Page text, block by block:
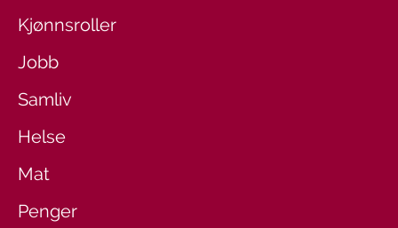
Kjønnsroller
Jobb
Samliv
Helse
Mat
Penger